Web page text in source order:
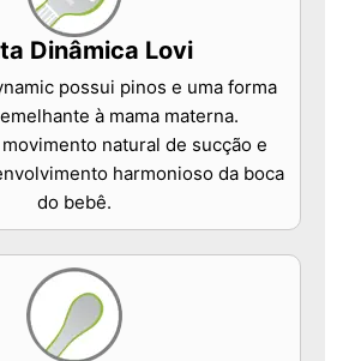
Dinâmica Lovi
possui pinos e uma forma
à mama materna.
natural de sucção e
harmonioso da boca
do bebê.